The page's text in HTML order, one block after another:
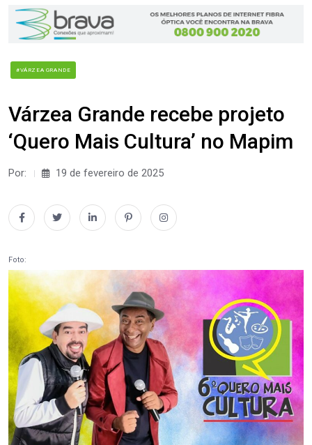
#VÁRZEA GRANDE
Várzea Grande recebe projeto
‘Quero Mais Cultura’ no Mapim
Por: 19 de fevereiro de 2025
Foto: